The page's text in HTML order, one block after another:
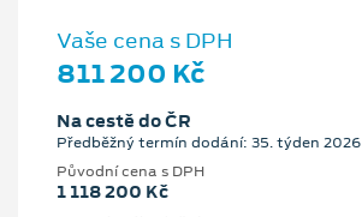
Vaše cena s DPH
811 200 Kč
Na cestě do ČR
Předběžný termín dodání: 35. týden 2026
Původní cena s DPH
1 118 200 Kč